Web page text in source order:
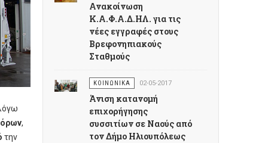
,
την
Ανακοίνωση
Κ.Α.Φ.Α.Δ.ΗΛ. για τις
νέες εγγραφές στους
Βρεφονηπιακούς
Σταθμούς
ΚΟΙΝΩΝΙΚΑ 02-05-2017
Άνιση κατανομή
επιχορήγησης
συσσιτίων σε Ναούς από
τον Δήμο Ηλιουπόλεως